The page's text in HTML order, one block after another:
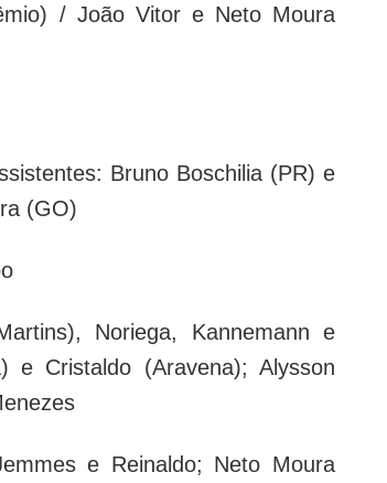
/ João Vitor e Neto Moura
Bruno Boschilia (PR) e
(GO)
Noriega, Kannemann e
e Cristaldo (Aravena); Alysson
e Reinaldo; Neto Moura